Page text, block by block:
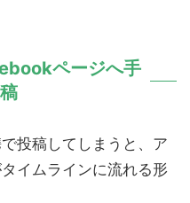
ページへ手
投稿してしまうと、ア
イムラインに流れる形